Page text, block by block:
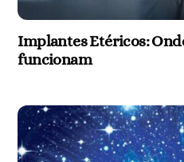
Implantes Etéricos:
funcionam